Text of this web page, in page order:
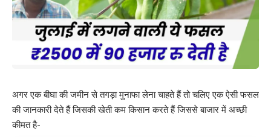
अगर एक बीघा की जमीन से तगड़ा मुनाफा लेना चाहते हैं तो चलिए एक ऐसी फसल
की जानकारी देते हैं जिसकी खेती कम किसान करते हैं जिससे बाजार में अच्छी
कीमत है-